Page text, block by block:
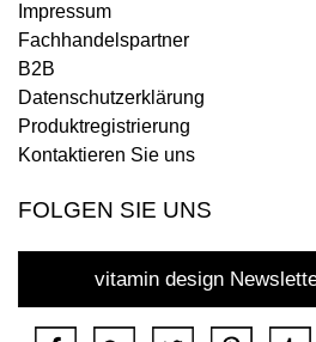
Impressum
Fachhandelspartner
B2B
Datenschutzerklärung
Produktregistrierung
Kontaktieren Sie uns
FOLGEN SIE UNS
vitamin design